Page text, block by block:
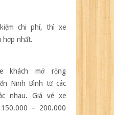
chi phí, thì xe
hợp nhất.
khách mở rộng
Ninh Bình từ các
nhau. Giá vé xe
– 200.000